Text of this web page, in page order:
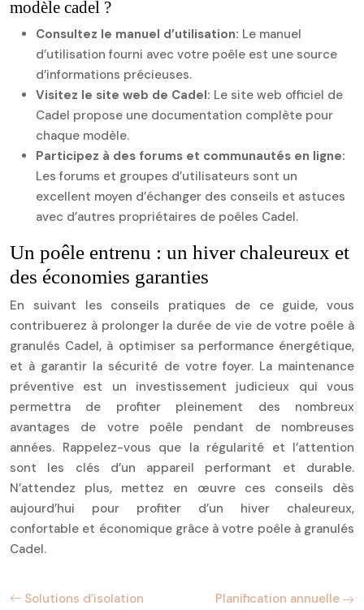
modèle cadel ?
Consultez le manuel d’utilisation: Le manuel
d’utilisation fourni avec votre poêle est une source
d’informations précieuses.
Visitez le site web de Cadel: Le site web officiel de
Cadel propose une documentation complète pour
chaque modèle.
Participez à des forums et communautés en ligne:
Les forums et groupes d’utilisateurs sont un
excellent moyen d’échanger des conseils et astuces
avec d’autres propriétaires de poêles Cadel.
Un poêle entrenu : un hiver chaleureux et
des économies garanties
En suivant les conseils pratiques de ce guide, vous
contribuerez à prolonger la durée de vie de votre poêle à
granulés Cadel, à optimiser sa performance énergétique,
et à garantir la sécurité de votre foyer. La maintenance
préventive est un investissement judicieux qui vous
permettra de profiter pleinement des nombreux
avantages de votre poêle pendant de nombreuses
années. Rappelez-vous que la régularité et l’attention
sont les clés d’un appareil performant et durable.
N’attendez plus, mettez en œuvre ces conseils dès
aujourd’hui pour profiter d’un hiver chaleureux,
confortable et économique grâce à votre poêle à granulés
Cadel.
Solutions d’isolation
Planification annuelle